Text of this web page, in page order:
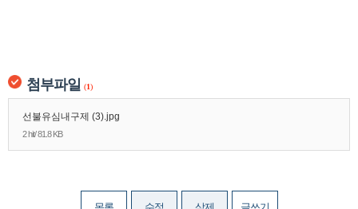
첨부파일 (1)
선불유심내구제 (3).jpg
2 hit/ 81.8 KB